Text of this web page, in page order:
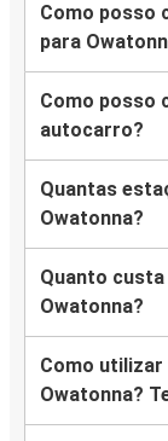
Como posso
para
Como posso
autocarro?
Quantas
Owatonna?
Quanto
Owatonna?
Como utilizar
Owatonna?